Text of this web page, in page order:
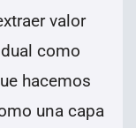
valor
como
hacemos
una capa